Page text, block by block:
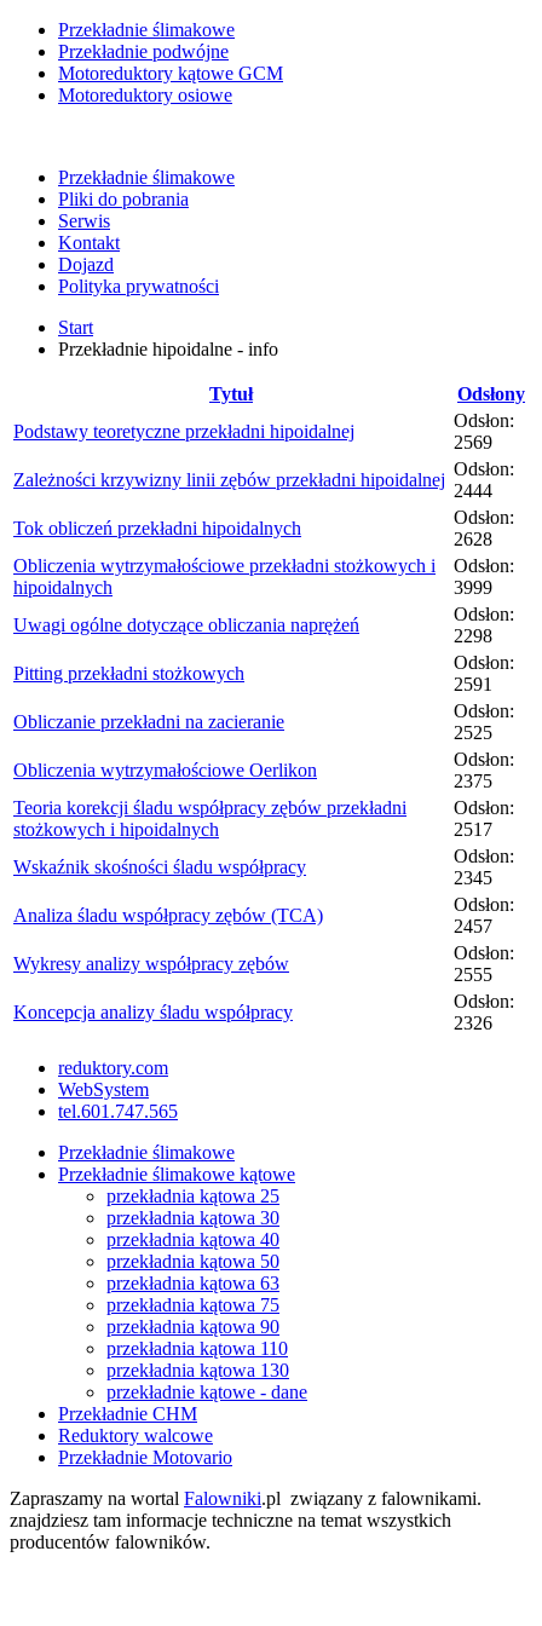
Przekładnie ślimakowe
Przekładnie podwójne
Motoreduktory kątowe GCM
Motoreduktory osiowe
Przekładnie ślimakowe
Pliki do pobrania
Serwis
Kontakt
Dojazd
Polityka prywatności
Start
Przekładnie hipoidalne - info
Tytuł
Odsłony
Podstawy teoretyczne przekładni hipoidalnej
Odsłon:
2569
Zależności krzywizny linii zębów przekładni hipoidalnej
Odsłon:
2444
Tok obliczeń przekładni hipoidalnych
Odsłon:
2628
Obliczenia wytrzymałościowe przekładni stożkowych i
hipoidalnych
Odsłon:
3999
Uwagi ogólne dotyczące obliczania naprężeń
Odsłon:
2298
Pitting przekładni stożkowych
Odsłon:
2591
Obliczanie przekładni na zacieranie
Odsłon:
2525
Obliczenia wytrzymałościowe Oerlikon
Odsłon:
2375
Teoria korekcji śladu współpracy zębów przekładni
stożkowych i hipoidalnych
Odsłon:
2517
Wskaźnik skośności śladu współpracy
Odsłon:
2345
Analiza śladu współpracy zębów (TCA)
Odsłon:
2457
Wykresy analizy współpracy zębów
Odsłon:
2555
Koncepcja analizy śladu współpracy
Odsłon:
2326
reduktory.com
WebSystem
tel.601.747.565
Przekładnie ślimakowe
Przekładnie ślimakowe kątowe
przekładnia kątowa 25
przekładnia kątowa 30
przekładnia kątowa 40
przekładnia kątowa 50
przekładnia kątowa 63
przekładnia kątowa 75
przekładnia kątowa 90
przekładnia kątowa 110
przekładnia kątowa 130
przekładnie kątowe - dane
Przekładnie CHM
Reduktory walcowe
Przekładnie Motovario
Zapraszamy na wortal Falowniki.pl związany z falownikami.
znajdziesz tam informacje techniczne na temat wszystkich
producentów falowników.